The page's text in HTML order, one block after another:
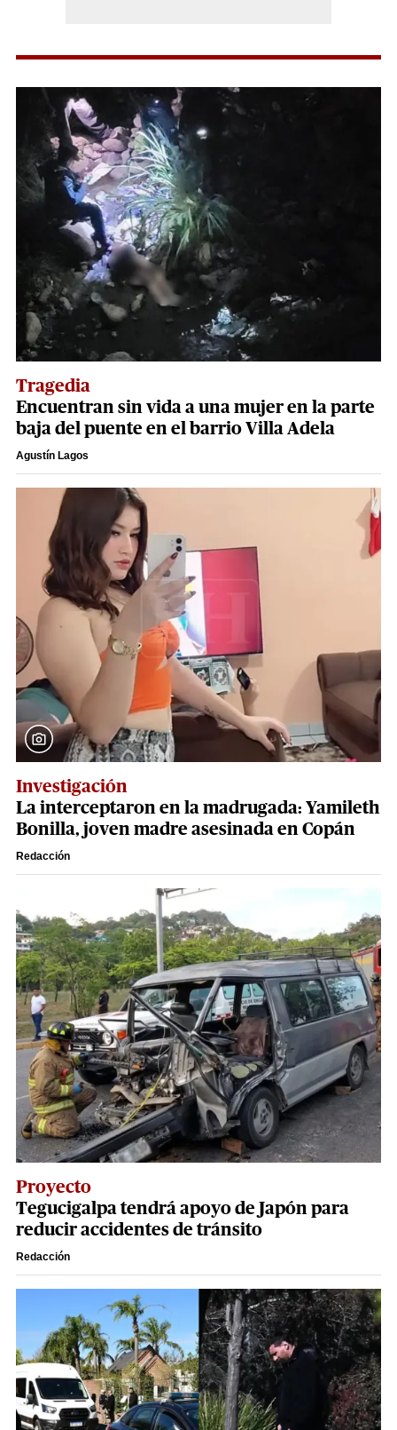
Tragedia
Encuentran sin vida a una mujer en la parte
baja del puente en el barrio Villa Adela
Agustín Lagos
Investigación
La interceptaron en la madrugada: Yamileth
Bonilla, joven madre asesinada en Copán
Redacción
Proyecto
Tegucigalpa tendrá apoyo de Japón para
reducir accidentes de tránsito
Redacción